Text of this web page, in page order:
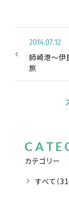
2014.07.12
師崎港〜伊
旅
カテゴリー
すべて（